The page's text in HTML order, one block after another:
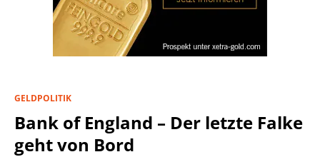
GELDPOLITIK
Bank of England – Der letzte Falke
geht von Bord